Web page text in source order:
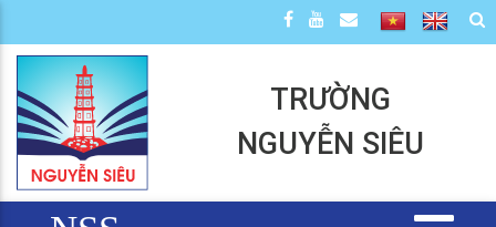
TRƯỜNG
NGUYỄN SIÊU